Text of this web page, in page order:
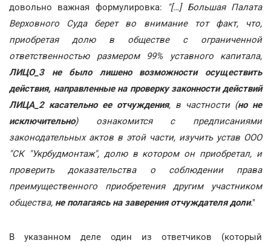
довольно важная формулировка:
"[…] Большая Палата
Верховного Суда берет во внимание тот факт, что,
приобретая долю в обществе с ограниченной
ответственностью размером 99% уставного капитала,
ЛИЦО_3 не было лишено возможности осуществить
действия, направленные на проверку законности действий
ЛИЦА_2 касательно ее отчуждения, в частности (но не
исключительно) ознакомится с предписаниями
законодательных актов в этой части, изучить устав ООО
"СК "Укрбудмонтаж", долю в котором он приобретал, и
проверить доказательства о соблюдении права
преимущественного приобретения другим участником
общества, не полагаясь на заверения отчуждателя доли."
В указанном деле один из ответчиков (который